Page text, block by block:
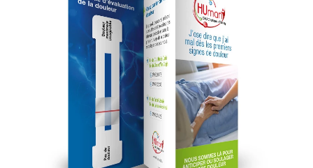
PROFESSIONNELS DE LA SANTÉ
JOBS ET STAGES
AUDITOIRES
RGPD
071 92 11 11